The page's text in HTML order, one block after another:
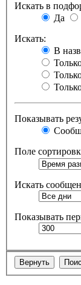
Искать в
Да
Искать:
В
Показывать
Поле
Искать
Показывать